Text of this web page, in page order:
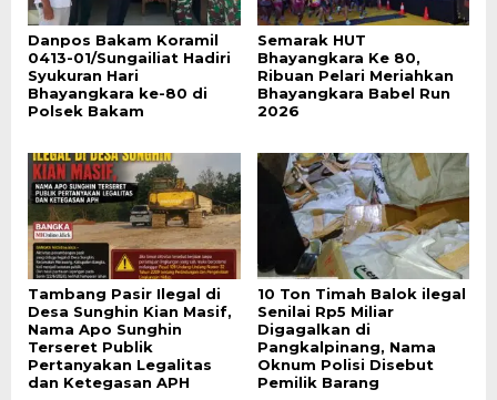
Danpos Bakam Koramil
0413-01/Sungailiat Hadiri
Syukuran Hari
Bhayangkara ke-80 di
Polsek Bakam
Semarak HUT
Bhayangkara Ke 80,
Ribuan Pelari Meriahkan
Bhayangkara Babel Run
2026
Tambang Pasir Ilegal di
Desa Sunghin Kian Masif,
Nama Apo Sunghin
Terseret Publik
Pertanyakan Legalitas
dan Ketegasan APH
10 Ton Timah Balok ilegal
Senilai Rp5 Miliar
Digagalkan di
Pangkalpinang, Nama
Oknum Polisi Disebut
Pemilik Barang